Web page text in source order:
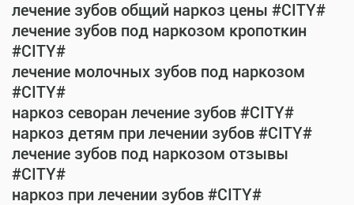
лечение зубов общий наркоз цены #CITY#
лечение зубов под наркозом кропоткин
#CITY#
лечение молочных зубов под наркозом
#CITY#
наркоз севоран лечение зубов #CITY#
наркоз детям при лечении зубов #CITY#
лечение зубов под наркозом отзывы
#CITY#
наркоз при лечении зубов #CITY#